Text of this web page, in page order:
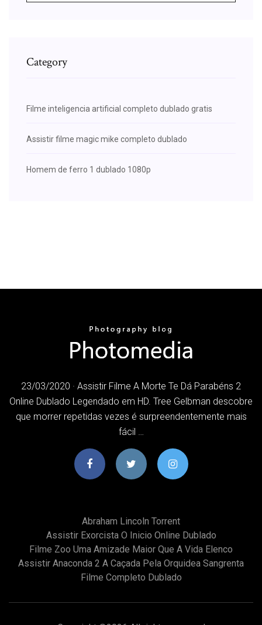
Category
Filme inteligencia artificial completo dublado gratis
Assistir filme magic mike completo dublado
Homem de ferro 1 dublado 1080p
23/03/2020 · Assistir Filme A Morte Te Dá Parabéns 2
Online Dublado Legendado em HD. Tree Gelbman descobre
que morrer repetidas vezes é surpreendentemente mais
fácil …
Abraham Lincoln Torrent
Assistir Exorcista O Inicio Online Dublado
Filme Zoo Uma Amizade Maior Que A Vida Elenco
Assistir Anaconda 2 A Caçada Pela Orquidea Sangrenta
Filme Completo Dublado